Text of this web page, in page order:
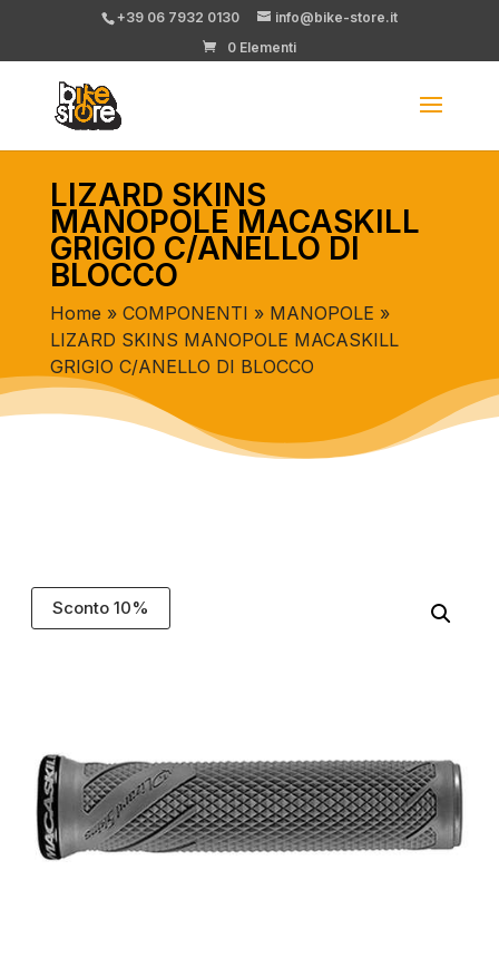
+39 06 7932 0130
info@bike-store.it
0 Elementi
LIZARD SKINS
MANOPOLE MACASKILL
GRIGIO C/ANELLO DI
BLOCCO
Home » COMPONENTI » MANOPOLE »
LIZARD SKINS MANOPOLE MACASKILL
GRIGIO C/ANELLO DI BLOCCO
Sconto 10%